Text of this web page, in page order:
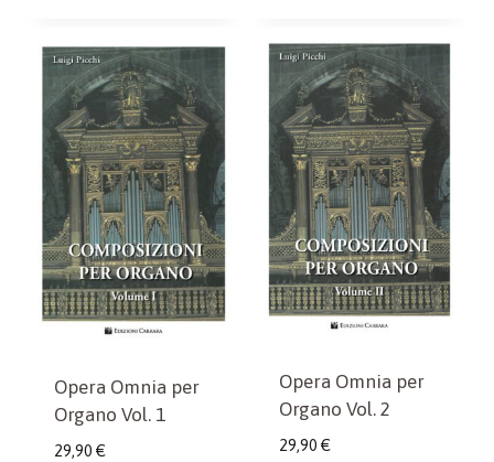
Opera Omnia per
Organo Vol. 1
29,90 €
Opera Omnia per
Organo Vol. 2
29,90 €